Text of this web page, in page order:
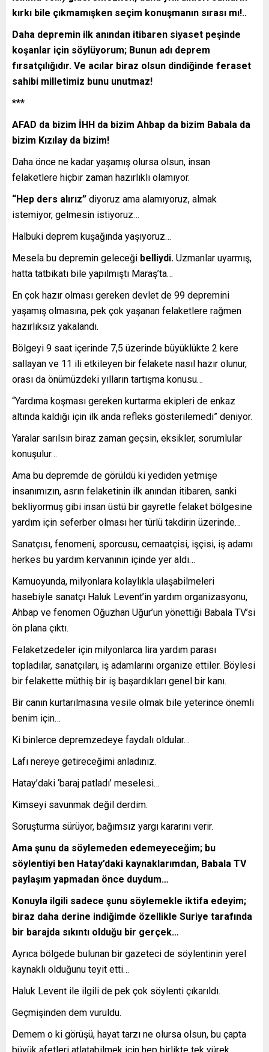
kırkı bile çıkmamışken seçim konuşmanın sırası mı!..
Daha depremin ilk anından itibaren siyaset peşinde
koşanlar için söylüyorum; Bunun adı deprem
fırsatçılığıdır. Ve acılar biraz olsun dindiğinde feraset
sahibi milletimiz bunu unutmaz!
***
AFAD da bizim İHH da bizim Ahbap da bizim Babala da
bizim Kızılay da bizim!
Daha önce ne kadar yaşamış olursa olsun, insan
felaketlere hiçbir zaman hazırlıklı olamıyor.
“Hep ders alırız” diyoruz ama alamıyoruz, almak
istemiyor, gelmesin istiyoruz…
Halbuki deprem kuşağında yaşıyoruz…
Mesela bu depremin geleceği belliydi. Uzmanlar uyarmış,
hatta tatbikatı bile yapılmıştı Maraş’ta…
En çok hazır olması gereken devlet de 99 depremini
yaşamış olmasına, pek çok yaşanan felaketlere rağmen
hazırlıksız yakalandı.
Bölgeyi 9 saat içerinde 7,5 üzerinde büyüklükte 2 kere
sallayan ve 11 ili etkileyen bir felakete nasıl hazır olunur,
orası da önümüzdeki yılların tartışma konusu…
“Yardıma koşması gereken kurtarma ekipleri de enkaz
altında kaldığı için ilk anda refleks gösterilemedi” deniyor.
Yaralar sarılsın biraz zaman geçsin, eksikler, sorumlular
konuşulur…
Ama bu depremde de görüldü ki yediden yetmişe
insanımızın, asrın felaketinin ilk anından itibaren, sanki
bekliyormuş gibi insan üstü bir gayretle felaket bölgesine
yardım için seferber olması her türlü takdirin üzerinde…
Sanatçısı, fenomeni, sporcusu, cemaatçisi, işçisi, iş adamı
herkes bu yardım kervanının içinde yer aldı…
Kamuoyunda, milyonlara kolaylıkla ulaşabilmeleri
hasebiyle sanatçı Haluk Levent’in yardım organizasyonu,
Ahbap ve fenomen Oğuzhan Uğur’un yönettiği Babala TV’si
ön plana çıktı.
Felaketzedeler için milyonlarca lira yardım parası
topladılar, sanatçıları, iş adamlarını organize ettiler. Böylesi
bir felakette müthiş bir iş başardıkları genel bir kanı.
Bir canın kurtarılmasına vesile olmak bile yeterince önemli
benim için…
Ki binlerce depremzedeye faydalı oldular…
Lafı nereye getireceğimi anladınız.
Hatay’daki ‘baraj patladı’ meselesi…
Kimseyi savunmak değil derdim.
Soruşturma sürüyor, bağımsız yargı kararını verir.
Ama şunu da söylemeden edemeyeceğim; bu
söylentiyi ben Hatay’daki kaynaklarımdan, Babala TV
paylaşım yapmadan önce duydum…
Konuyla ilgili sadece şunu söylemekle iktifa edeyim;
biraz daha derine indiğimde özellikle Suriye tarafında
bir barajda sıkıntı olduğu bir gerçek…
Ayrıca bölgede bulunan bir gazeteci de söylentinin yerel
kaynaklı olduğunu teyit etti…
Haluk Levent ile ilgili de pek çok söylenti çıkarıldı.
Geçmişinden dem vuruldu.
Demem o ki görüşü, hayat tarzı ne olursa olsun, bu çapta